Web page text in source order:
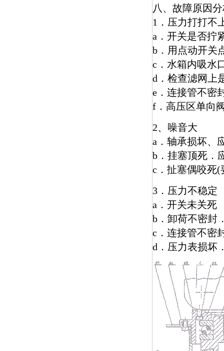
八、故障原因
1．压力打打不
a．开关是否拧
b．用点动开关
c．水箱内吸水
d．检查滤网上
e．连接管不密
f．高压区单向
2、噪音大
a．轴承损坏、
b．挂塞顶死．
c．扯塞偶咬死
3．压力不稳定
a．开关未关死
b．卸荷不密封
c．连接管不密
d．压力表损坏